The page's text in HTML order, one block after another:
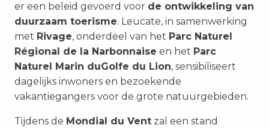
er een beleid gevoerd voor de ontwikkeling van
duurzaam toerisme. Leucate, in samenwerking
met Rivage, onderdeel van het Parc Naturel
Régional de la Narbonnaise en het Parc
Naturel Marin duGolfe du Lion, sensibiliseert
dagelijks inwoners en bezoekende
vakantiegangers voor de grote natuurgebieden.
Tijdens de Mondial du Vent zal een stand